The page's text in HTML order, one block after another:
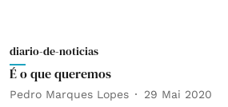
diario-de-noticias
É o que queremos
Pedro Marques Lopes 29 Mai 2020